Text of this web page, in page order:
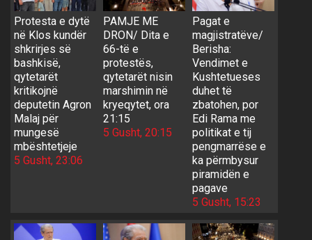
Protesta e dytë
në Klos kundër
shkrirjes së
bashkisë,
qytetarët
kritikojnë
deputetin Agron
Malaj për
mungesë
mbështetjeje
5 Gusht, 23:06
PAMJE ME
DRON/ Dita e
66-të e
protestës,
qytetarët nisin
marshimin në
kryeqytet, ora
21:15
5 Gusht, 20:15
Pagat e
magjistratëve/
Berisha:
Vendimet e
Kushtetueses
duhet të
zbatohen, por
Edi Rama me
politikat e tij
pengmarrëse e
ka përmbysur
piramidën e
pagave
5 Gusht, 15:23